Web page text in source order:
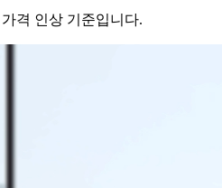
격 인상 기준입니다.